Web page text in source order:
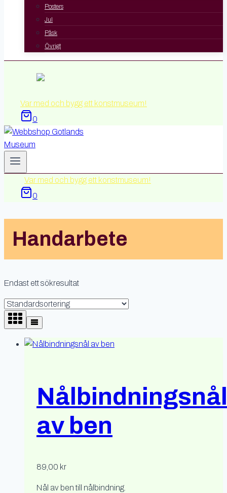
Posters
Jul
Påsk
Övrigt
Var med och bygg ett konstmuseum!
0
Var med och bygg ett konstmuseum!
0
Handarbete
Endast ett sökresultat
Nålbindningsnål
av ben
89,00 kr
Nål av ben till nålbindning.